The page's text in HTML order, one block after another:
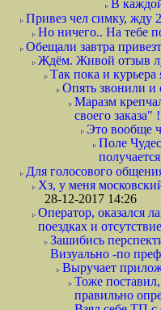
В
Привез чел симку, жду
Но ничего.. На тебе
Обещали завтра
Ждём. Живой отзыв
Так пока и курьера
Опять звонили и
Маразм
своего
Это вообще
Поле
Для голосового
Хз, у меня
28-12-2017 14:26
Оператор, оказался
поездках и
Зашибись
Визуально -по
Выручает
Тоже
правильно